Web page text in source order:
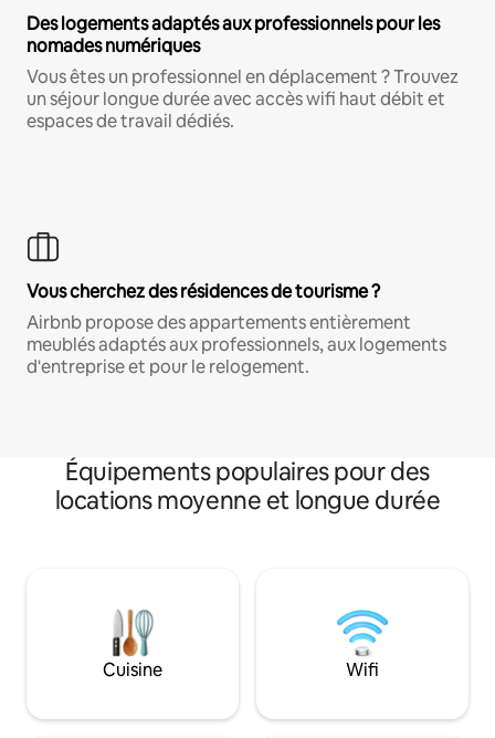
Des logements adaptés aux professionnels pour les
nomades numériques
Vous êtes un professionnel en déplacement ? Trouvez
un séjour longue durée avec accès wifi haut débit et
espaces de travail dédiés.
Vous cherchez des résidences de tourisme ?
Airbnb propose des appartements entièrement
meublés adaptés aux professionnels, aux logements
d'entreprise et pour le relogement.
Équipements populaires pour des
locations moyenne et longue durée
Cuisine Wifi